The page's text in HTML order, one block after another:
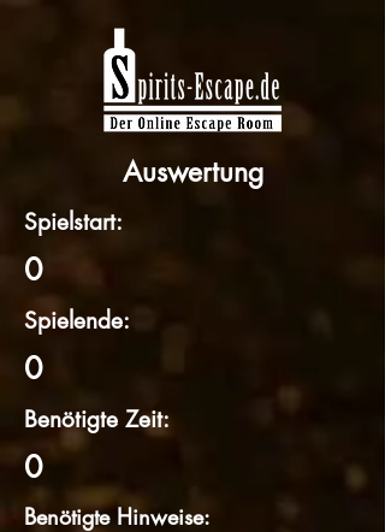
Auswertung
Spielstart:
0
Spielende:
0
Benötigte Zeit:
0
Benötigte Hinweise: